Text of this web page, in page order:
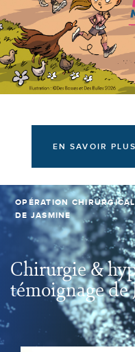
Actualités
Prendre rendez-vous
EN SAVOIR PLUS
OPÉRATION
DE JASMINE
Chirurgie &
témoignage de